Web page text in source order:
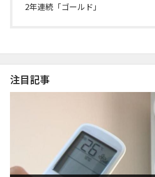
2年連続「ゴールド」
注目記事